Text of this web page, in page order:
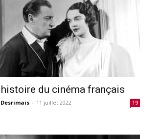
histoire du cinéma français
- 11 juillet 2022 19